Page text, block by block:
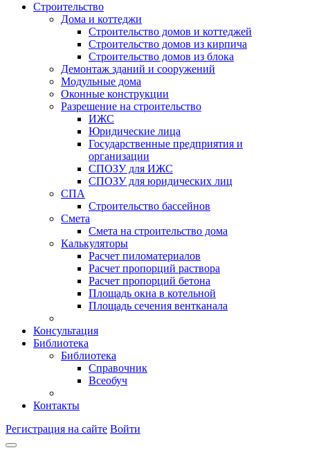
Строительство
Дома и коттеджи
Строительство домов и коттеджей
Строительство домов из кирпича
Строительство домов из блока
Демонтаж зданий и сооружений
Модульные дома
Оконные конструкции
Разрешение на строительство
ИЖС
Юридические лица
Государственные предприятия и
организации
СПОЗУ для ИЖС
СПОЗУ для юридических лиц
СПА
Строительство бассейнов
Смета
Смета на строительство дома
Калькуляторы
Расчет пиломатериалов
Расчет пропорций раствора
Расчет пропорций бетона
Площадь окна в котельной
Площадь сечения вентканала
Консультация
Библиотека
Библиотека
Справочник
Всеобуч
Контакты
Регистрация на сайте Войти